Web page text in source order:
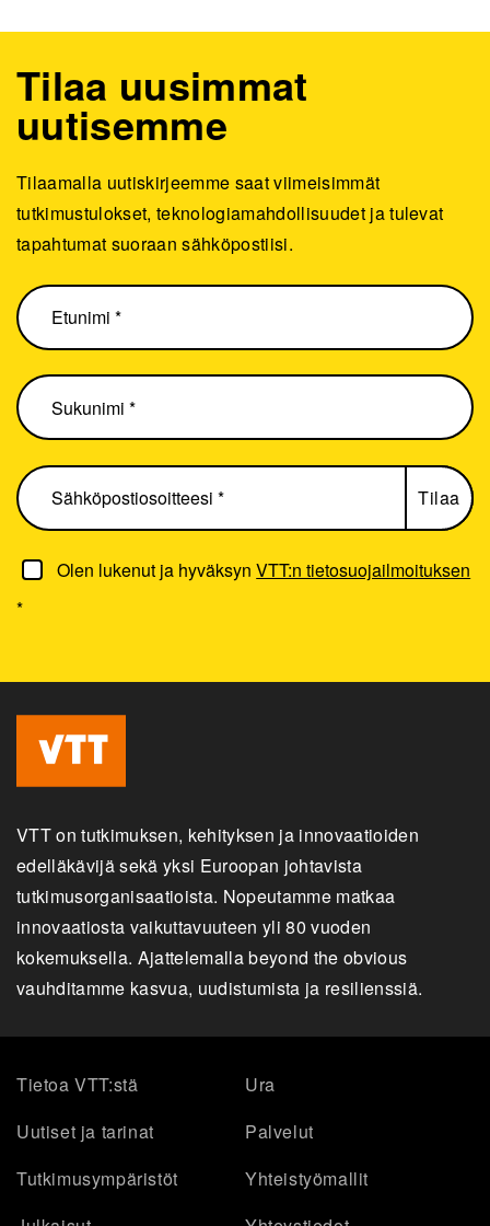
Olen lukenut ja hyväksynVTT:n tietosuojailmoituksen
*
Tilaa uusimmat
uutisemme
Tilaamalla uutiskirjeemme saat viimeisimmät
tutkimustulokset, teknologiamahdollisuudet ja tulevat
tapahtumat suoraan sähköpostiisi.
VTT on tutkimuksen, kehityksen ja innovaatioiden
edelläkävijä sekä yksi Euroopan johtavista
tutkimusorganisaatioista. Nopeutamme matkaa
innovaatiosta vaikuttavuuteen yli 80 vuoden
kokemuksella. Ajattelemalla beyond the obvious
vauhditamme kasvua, uudistumista ja resilienssiä.
Tietoa VTT:stä
Ura
Uutiset ja tarinat
Palvelut
Tutkimusympäristöt
Yhteistyömallit